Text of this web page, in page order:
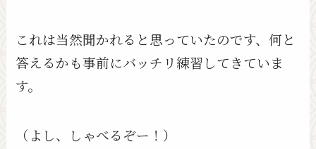
これは当然聞かれると思っていたのです、何と
答えるかも事前にバッチリ練習してきていま
す。
（よし、しゃべるぞー！）